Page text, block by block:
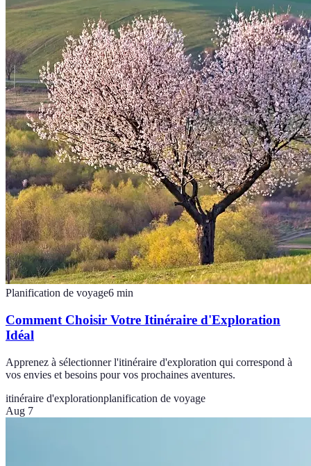
Planification de voyage6 min
Comment Choisir Votre Itinéraire d'Exploration
Idéal
Apprenez à sélectionner l'itinéraire d'exploration qui correspond à
vos envies et besoins pour vos prochaines aventures.
itinéraire d'explorationplanification de voyage
Aug 7